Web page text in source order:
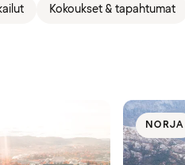
Kokoukset & tapahtumat
NORJA